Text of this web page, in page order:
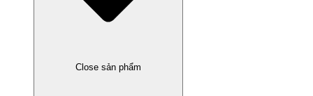
Close sản phẩm